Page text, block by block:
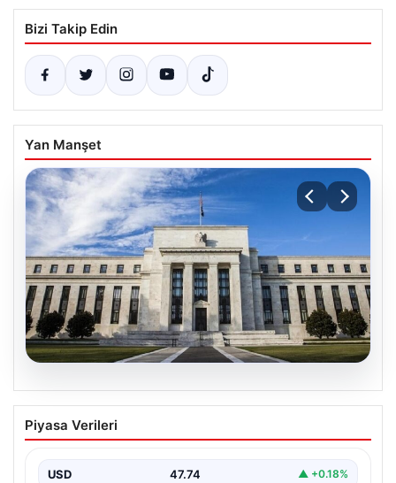
Bizi Takip Edin
Yan Manşet
FED faiz kararı ne zaman, saat kaçta?
Faiz beklentisi ne yönde? 2026 FED
Piyasa Verileri
USD 47.74 ▲ +0.18%